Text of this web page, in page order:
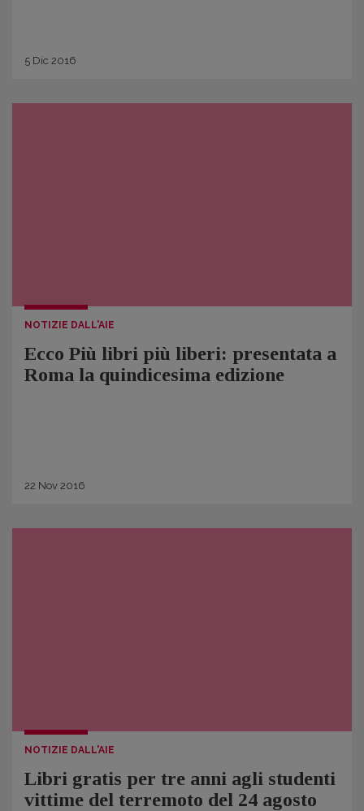
5 Dic 2016
NOTIZIE DALL'AIE
Ecco Più libri più liberi: presentata a
Roma la quindicesima edizione
22 Nov 2016
NOTIZIE DALL'AIE
Libri gratis per tre anni agli studenti
vittime del terremoto del 24 agosto